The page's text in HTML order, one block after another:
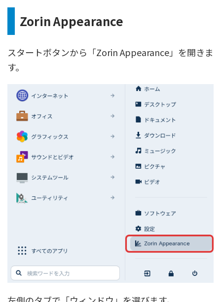
Zorin Appearance
スタートボタンから「Zorin Appearance」を開きま
す。